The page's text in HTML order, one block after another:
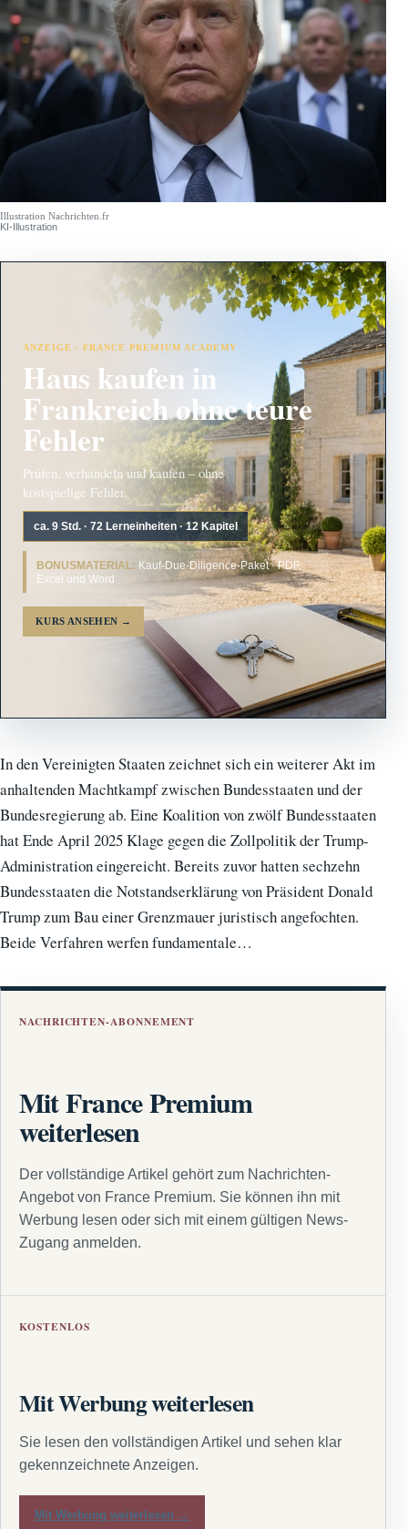
Illustration Nachrichten.fr
KI-Illustration
ANZEIGE · FRANCE PREMIUM ACADEMY
Haus kaufen in
Frankreich ohne teure
Fehler
Prüfen, verhandeln und kaufen – ohne
kostspielige Fehler.
ca. 9 Std. · 72 Lerneinheiten · 12 Kapitel
BONUSMATERIAL: Kauf-Due-Diligence-Paket · PDF,
Excel und Word
KURS ANSEHEN →
In den Vereinigten Staaten zeichnet sich ein weiterer Akt im
anhaltenden Machtkampf zwischen Bundesstaaten und der
Bundesregierung ab. Eine Koalition von zwölf Bundesstaaten
hat Ende April 2025 Klage gegen die Zollpolitik der Trump-
Administration eingereicht. Bereits zuvor hatten sechzehn
Bundesstaaten die Notstandserklärung von Präsident Donald
Trump zum Bau einer Grenzmauer juristisch angefochten.
Beide Verfahren werfen fundamentale…
NACHRICHTEN-ABONNEMENT
Mit France Premium
weiterlesen
Der vollständige Artikel gehört zum Nachrichten-
Angebot von France Premium. Sie können ihn mit
Werbung lesen oder sich mit einem gültigen News-
Zugang anmelden.
KOSTENLOS
Mit Werbung weiterlesen
Sie lesen den vollständigen Artikel und sehen klar
gekennzeichnete Anzeigen.
Mit Werbung weiterlesen →